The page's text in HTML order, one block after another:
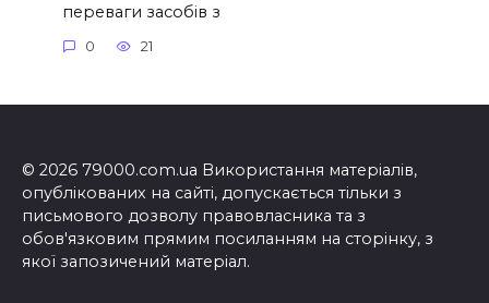
переваги засобів з
0 21
© 2026 79000.com.ua Використання матеріалів,
опублікованих на сайті, допускається тільки з
письмового дозволу правовласника та з
обов'язковим прямим посиланням на сторінку, з
якої запозичений матеріал.